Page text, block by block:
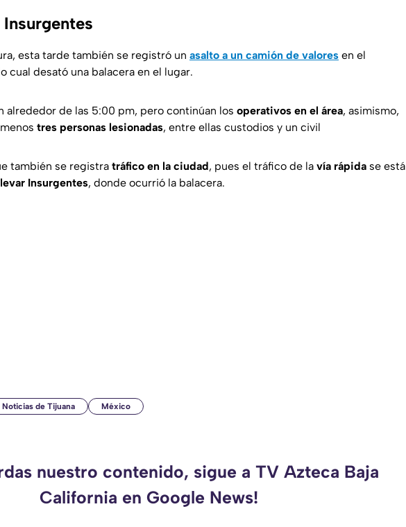
esta tarde también se registró un asalto a un camión de valores en el
cual desató una balacera en el lugar.
alrededor de las 5:00 pm, pero continúan los operativos en el área, asimismo,
tres personas lesionadas, entre ellas custodios y un civil
también se registra tráfico en la ciudad, pues el tráfico de la vía rápida se está
Insurgentes, donde ocurrió la balacera.
Noticias de Tijuana México
nuestro contenido, sigue a TV Azteca Baja
California en Google News!